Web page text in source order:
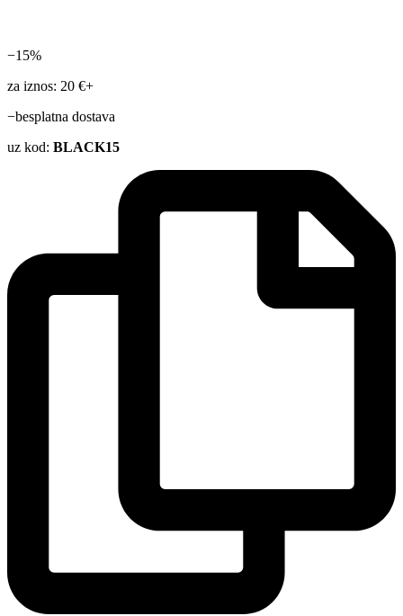
−15%
za iznos: 20 €+
−besplatna dostava
uz kod: BLACK15